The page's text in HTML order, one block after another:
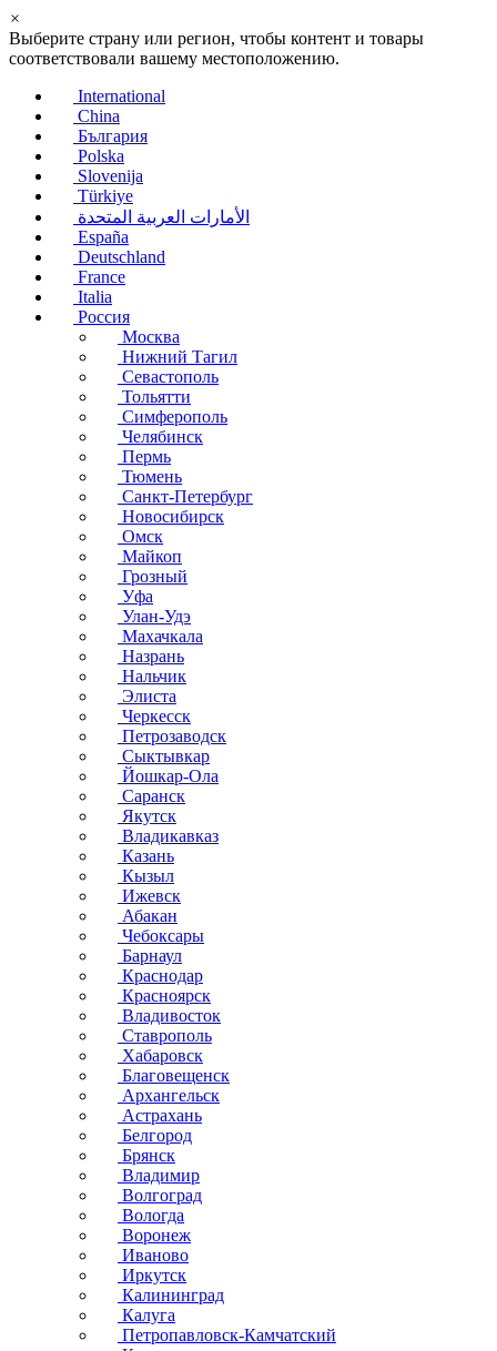
×
Выберите страну или регион, чтобы контент и товары
соответствовали вашему местоположению.
International
China
България
Polska
Slovenija
Türkiye
الأمارات العربية المتحدة
España
Deutschland
France
Italia
Россия
Москва
Нижний Тагил
Севастополь
Тольятти
Симферополь
Челябинск
Пермь
Тюмень
Санкт-Петербург
Новосибирск
Омск
Майкоп
Грозный
Уфа
Улан-Удэ
Махачкала
Назрань
Нальчик
Элиста
Черкесск
Петрозаводск
Сыктывкар
Йошкар-Ола
Саранск
Якутск
Владикавказ
Казань
Кызыл
Ижевск
Абакан
Чебоксары
Барнаул
Краснодар
Красноярск
Владивосток
Ставрополь
Хабаровск
Благовещенск
Архангельск
Астрахань
Белгород
Брянск
Владимир
Волгоград
Вологда
Воронеж
Иваново
Иркутск
Калининград
Калуга
Петропавловск-Камчатский